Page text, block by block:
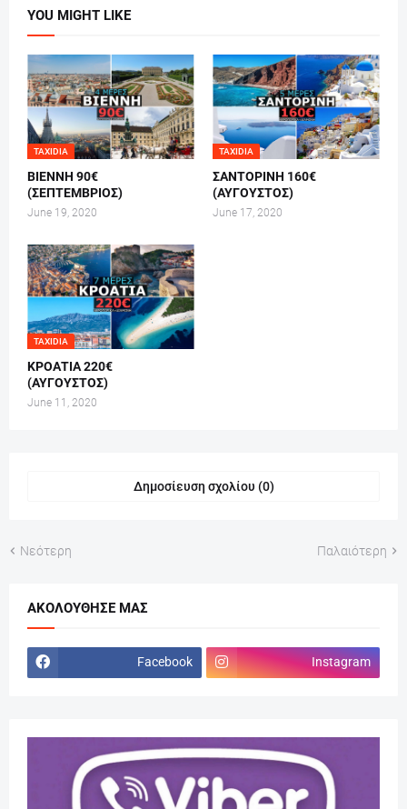
YOU MIGHT LIKE
TAXIDIA
ΒΙΕΝΝΗ 90€
(ΣΕΠΤΕΜΒΡΙΟΣ)
June 19, 2020
TAXIDIA
ΣΑΝΤΟΡΙΝΗ 160€
(ΑΥΓΟΥΣΤΟΣ)
June 17, 2020
TAXIDIA
ΚΡΟΑΤΙΑ 220€
(ΑΥΓΟΥΣΤΟΣ)
June 11, 2020
Δημοσίευση σχολίου (0)
Νεότερη Παλαιότερη
ΑΚΟΛΟΎΘΗΣΕ ΜΑΣ
Facebook Instagram